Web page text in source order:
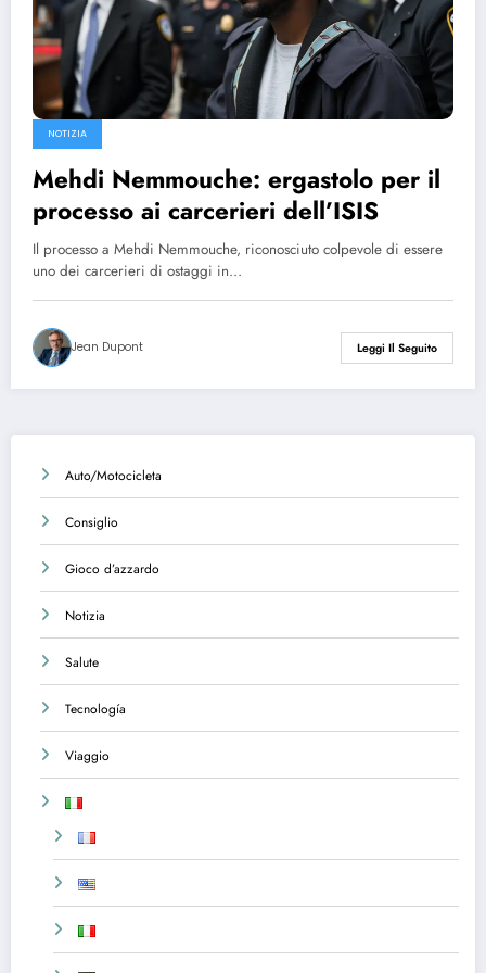
NOTIZIA
Mehdi Nemmouche: ergastolo per il
processo ai carcerieri dell’ISIS
Il processo a Mehdi Nemmouche, riconosciuto colpevole di essere
uno dei carcerieri di ostaggi in…
Jean Dupont Leggi Il Seguito
Auto/Motocicleta
Consiglio
Gioco d’azzardo
Notizia
Salute
Tecnología
Viaggio